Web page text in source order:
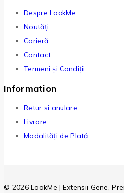
Despre LookMe
Noutăți
Carieră
Contact
Termeni și Condiții
Information
Retur si anulare
Livrare
Modalități de Plată
© 2026 LookMe | Extensii Gene,